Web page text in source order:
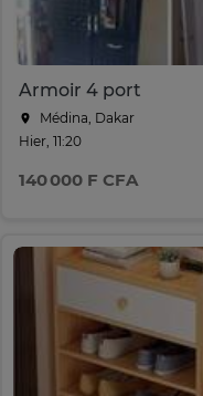
Armoir 4 port
Médina, Dakar
Hier, 11:20
140 000 F CFA